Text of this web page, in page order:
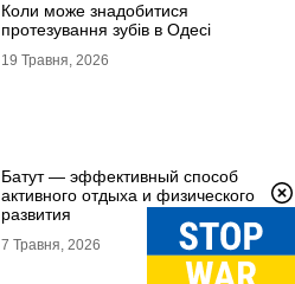
Коли може знадобитися
протезування зубів в Одесі
19 Травня, 2026
Батут — эффективный способ
активного отдыха и физического
развития
7 Травня, 2026